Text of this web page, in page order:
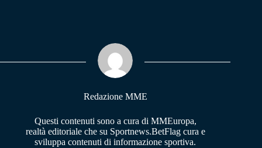
pp m
Redazione MME
Questi contenuti sono a cura di MMEuropa,
realtà editoriale che su Sportnews.BetFlag cura e
sviluppa contenuti di informazione sportiva.